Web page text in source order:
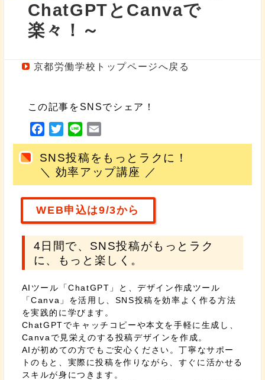
ChatGPTとCanvaで
楽々！～
京都労働学校トップページへ戻る
この記事をSNSでシェア！
F
a
c
e
b
o
o
k
T
w
i
t
t
e
r
i
n
e
m
a
i
l
SNS投稿をもっとラクに！
＼ 効率アップ講座 ／
WEB申込は9/3から
4日間で、SNS投稿がもっとラク
に、もっと楽しく。
AIツール「ChatGPT」と、デザイン作成ツール
「Canva」を活用し、SNS投稿を効率よく作る方法
を実践的に学びます。
ChatGPTでキャッチコピーや本文を手軽に生成し、
Canvaで見栄えのする投稿デザインを作成。
AIが初めての方でもご安心ください。丁寧なサポー
トのもと、実際に投稿を作りながら、すぐに活かせる
スキルが身につきます。